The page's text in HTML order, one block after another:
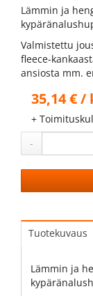
Lämmin ja
Valmistettu
fleece-
ansiosta mm.
35,14 € /
+
-
Tuotekuvaus
Lämmin ja